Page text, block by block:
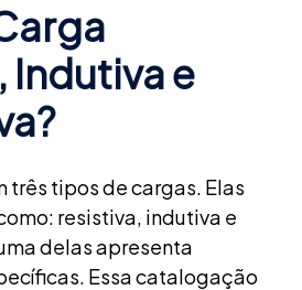
Indutiva e
três tipos de cargas. Elas
resistiva, indutiva e
delas apresenta
Essa catalogação